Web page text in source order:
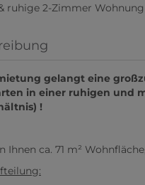
gelangt eine
in einer ruhigen und
!
Ihnen ca. 71 m²